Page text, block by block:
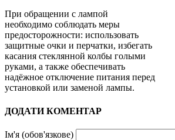
При обращении с лампой
необходимо соблюдать меры
предосторожности: использовать
защитные очки и перчатки, избегать
касания стеклянной колбы голыми
руками, а также обеспечивать
надёжное отключение питания перед
установкой или заменой лампы.
ДОДАТИ КОМЕНТАР
Ім'я (обов'язкове)